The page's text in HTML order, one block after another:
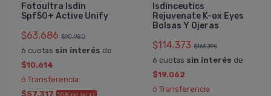
Fotoultra Isdin
Spf50+ Active Unify
$63.686 $90.980
6 cuotas sin interés de
$10.614
ó Transferencia
$57.317
Isdinceutics
Rejuvenate K-ox Eyes
Bolsas Y Ojeras
$114.373 $163.390
6 cuotas sin interés de
$19.062
ó Transferencia